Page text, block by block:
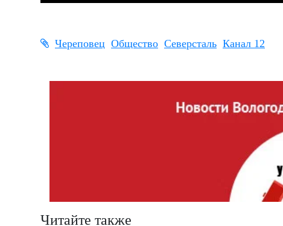
Череповец Общество Северсталь Канал 12
Читайте также